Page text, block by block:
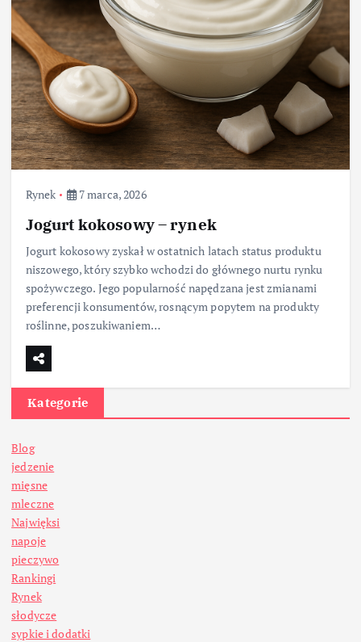
Rynek 7 marca, 2026
Jogurt kokosowy – rynek
Jogurt kokosowy zyskał w ostatnich latach status produktu
niszowego, który szybko wchodzi do głównego nurtu rynku
spożywczego. Jego popularność napędzana jest zmianami
preferencji konsumentów, rosnącym popytem na produkty
roślinne, poszukiwaniem…
Kategorie
Blog
jedzenie
mięsne
mleczne
Najwięksi
napoje
pieczywo
Rankingi
Rynek
słodycze
sypkie i dodatki